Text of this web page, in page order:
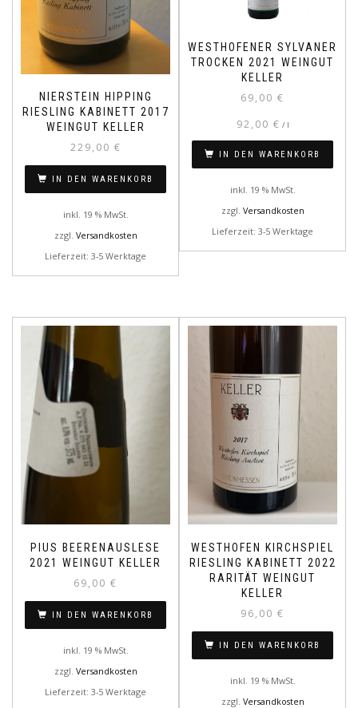
NIERSTEIN HIPPING
RIESLING KABINETT 2017
WEINGUT KELLER
229,00 €
IN DEN WARENKORB
inkl. 19 % MwSt.
zzgl. Versandkosten
Lieferzeit: 3-5 Werktage
WESTHOFENER SYLVANER
TROCKEN 2021 WEINGUT
KELLER
69,00 €
92,00 € / l
IN DEN WARENKORB
inkl. 19 % MwSt.
zzgl. Versandkosten
Lieferzeit: 3-5 Werktage
PIUS BEERENAUSLESE
2021 WEINGUT KELLER
69,00 €
IN DEN WARENKORB
inkl. 19 % MwSt.
zzgl. Versandkosten
Lieferzeit: 3-5 Werktage
WESTHOFEN KIRCHSPIEL
RIESLING KABINETT 2022
RARITÄT WEINGUT
KELLER
96,00 €
IN DEN WARENKORB
inkl. 19 % MwSt.
zzgl. Versandkosten